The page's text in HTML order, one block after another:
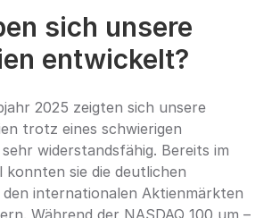
sich unsere
entwickelt?
2025 zeigten sich unsere
trotz eines schwierigen
widerstandsfähig. Bereits im
sie die deutlichen
den internationalen Aktienmärkten
Während der NASDAQ 100 um –